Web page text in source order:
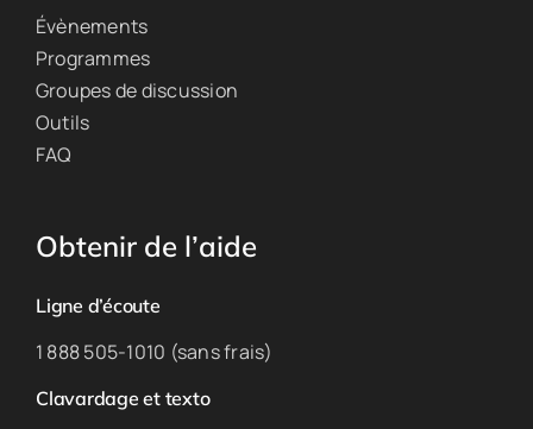
Évènements
Programmes
Groupes de discussion
Outils
FAQ
Obtenir de l’aide
Ligne d’écoute
1 888 505-1010 (sans frais)
Clavardage et texto